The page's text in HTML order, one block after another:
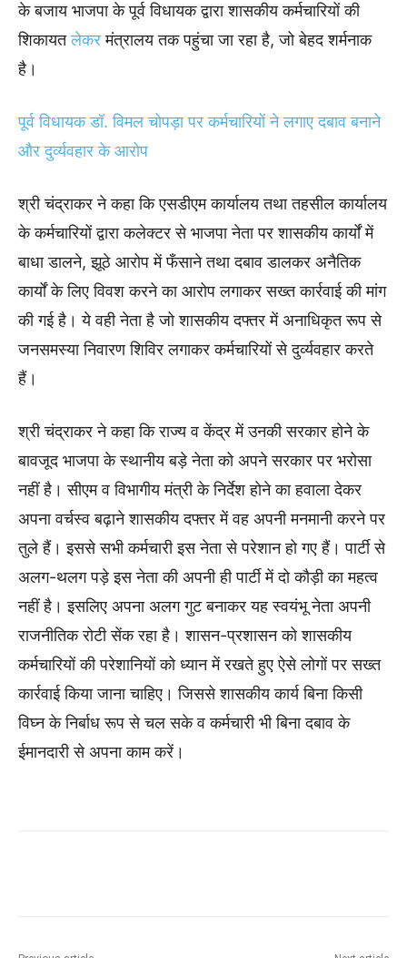
के बजाय भाजपा के पूर्व विधायक द्वारा शासकीय कर्मचारियों की
शिकायतलेकरमंत्रालय तक पहुंचा जा रहा है, जो बेहद शर्मनाक
है।
पूर्व विधायक डॉ. विमल चोपड़ा पर कर्मचारियों ने लगाए दबाव बनाने
और दुर्व्यवहार के आरोप
श्री चंद्राकर ने कहा कि एसडीएम कार्यालय तथा तहसील कार्यालय
के कर्मचारियों द्वारा कलेक्टर से भाजपा नेता पर शासकीय कार्यों में
बाधा डालने, झूठे आरोप में फँसाने तथा दबाव डालकर अनैतिक
कार्यों के लिए विवश करने का आरोप लगाकर सख्त कार्रवाई की मांग
की गई है। ये वही नेता है जो शासकीय दफ्तर में अनाधिकृत रूप से
जनसमस्या निवारण शिविर लगाकर कर्मचारियों से दुर्व्यवहार करते
हैं।
श्री चंद्राकर ने कहा कि राज्य व केंद्र में उनकी सरकार होने के
बावजूद भाजपा के स्थानीय बड़े नेता को अपने सरकार पर भरोसा
नहीं है। सीएम व विभागीय मंत्री के निर्देश हाेने का हवाला देकर
अपना वर्चस्व बढ़ाने शासकीय दफ्तर में वह अपनी मनमानी करने पर
तुले हैं। इससे सभी कर्मचारी इस नेता से परेशान हो गए हैं। पार्टी से
अलग-थलग पड़े इस नेता की अपनी ही पार्टी में दो काैड़ी का महत्व
नहीं है। इसलिए अपना अलग गुट बनाकर यह स्वयंभू नेता अपनी
राजनीतिक रोटी सेंक रहा है। शासन-प्रशासन को शासकीय
कर्मचारियों की परेशानियों को ध्यान में रखते हुए ऐसे लोगों पर सख्त
कार्रवाई किया जाना चाहिए। जिससे शासकीय कार्य बिना किसी
विघ्न के निर्बाध रूप से चल सके व कर्मचारी भी बिना दबाव के
ईमानदारी से अपना काम करें।